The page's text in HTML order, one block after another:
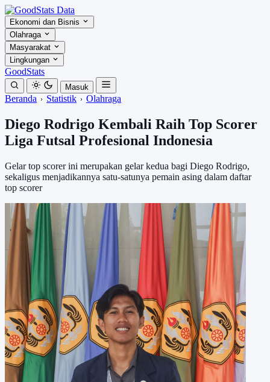
Ekonomi dan Bisnis
Olahraga
Masyarakat
Lingkungan
GoodStats
Masuk
Beranda Statistik Olahraga
Diego Rodrigo Kembali Raih Top Scorer
Liga Futsal Profesional Indonesia
Gelar top scorer ini merupakan gelar kedua bagi Diego Rodrigo,
sekaligus menjadikannya satu-satunya pemain asing dalam daftar
top scorer